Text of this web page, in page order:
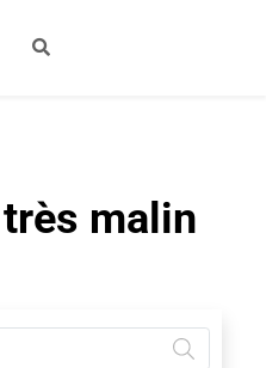
malin